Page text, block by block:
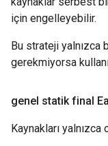
için engelleyebilir.
Bu strateji yalnızca
gerekmiyorsa
genel statik final
Kaynakları yalnızca